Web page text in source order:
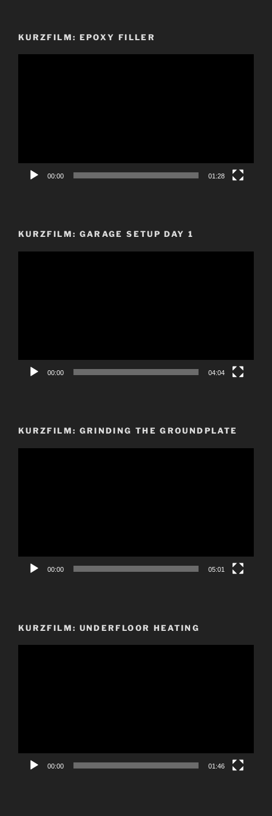
KURZFILM: EPOXY FILLER
00:00 01:28
KURZFILM: GARAGE SETUP DAY 1
00:00 04:04
KURZFILM: GRINDING THE GROUNDPLATE
00:00 05:01
KURZFILM: UNDERFLOOR HEATING
00:00 01:46